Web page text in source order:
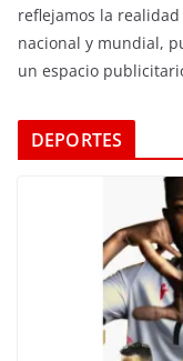
reflejamos la
nacional y mundial,
un espacio
DEPORTES